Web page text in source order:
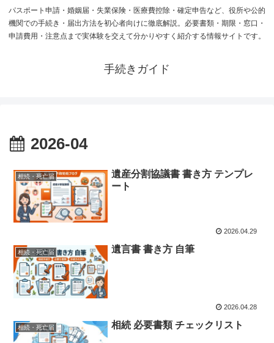
パスポート申請・婚姻届・失業保険・医療費控除・確定申告など、役所や公的
機関での手続き・届出方法を初心者向けに徹底解説。必要書類・期限・窓口・
申請費用・注意点まで実体験を交えて分かりやすく紹介する情報サイトです。
手続きガイド
2026-04
相続・死亡届
遺産分割協議書 書き方 テンプレ
ート
2026.04.29
相続・死亡届 遺言書 書き方 自筆
2026.04.28
相続・死亡届 相続 必要書類 チェックリスト